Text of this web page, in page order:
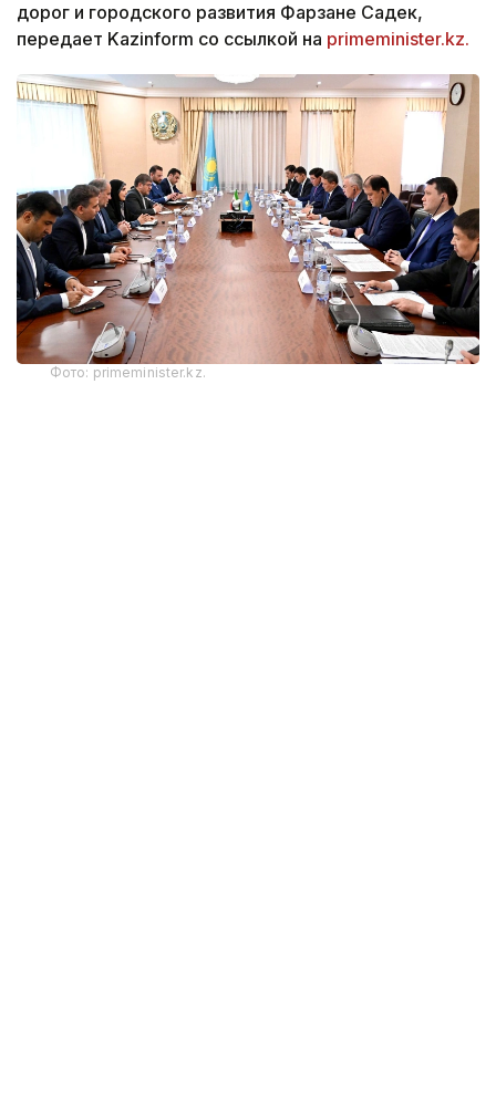
дорог и городского развития Фарзане Садек,
передает Kazinform со ссылкой на primeminister.kz.
Фото: primeminister.kz.